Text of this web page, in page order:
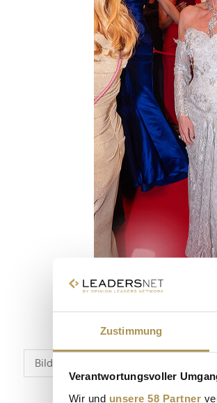
Zustimmung
Verantwortungsvoller
Wir und unsere 58 Partner